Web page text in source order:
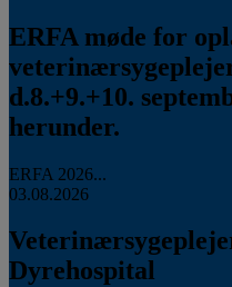
ERFA møde for
d.8.+9.+10.
herunder.
ERFA 2026...
03.08.2026
Dyrehospital